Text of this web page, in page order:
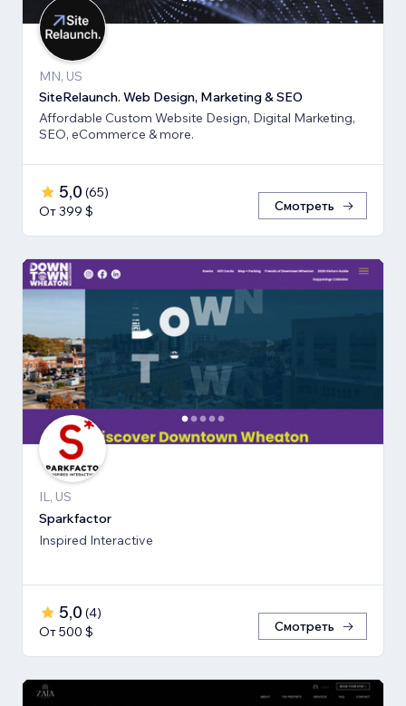
MN, US
SiteRelaunch. Web Design, Marketing & SEO
Affordable Custom Website Design, Digital Marketing,
SEO, eCommerce & more.
5,0 (65)
От 399 $
Смотреть
IL, US
Sparkfactor
Inspired Interactive
5,0 (4)
От 500 $
Смотреть